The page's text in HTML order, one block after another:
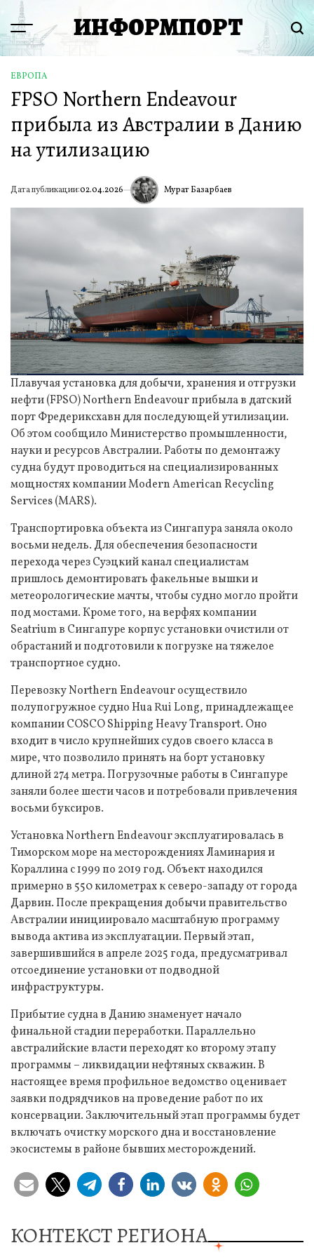
Перейти
содержимому
Menu ИНФОРМПОРТ
ОПУБЛИКОВАНО
В
ЕВРОПА
FPSO Northern Endeavour
прибыла из Австралии в Данию
на утилизацию
Дата публикации:02.04.2026 ИА Мурат Базарбаев
Плавучая установка для добычи, хранения и отгрузки
нефти (FPSO) Northern Endeavour прибыла в датский
порт Фредериксхавн для последующей утилизации.
Об этом сообщило Министерство промышленности,
науки и ресурсов Австралии. Работы по демонтажу
судна будут проводиться на специализированных
мощностях компании Modern American Recycling
Services (MARS).
Транспортировка объекта из Сингапура заняла около
восьми недель. Для обеспечения безопасности
перехода через Суэцкий канал специалистам
пришлось демонтировать факельные вышки и
метеорологические мачты, чтобы судно могло пройти
под мостами. Кроме того, на верфях компании
Seatrium в Сингапуре корпус установки очистили от
обрастаний и подготовили к погрузке на тяжелое
транспортное судно.
Перевозку Northern Endeavour осуществило
полупогружное судно Hua Rui Long, принадлежащее
компании COSCO Shipping Heavy Transport. Оно
входит в число крупнейших судов своего класса в
мире, что позволило принять на борт установку
длиной 274 метра. Погрузочные работы в Сингапуре
заняли более шести часов и потребовали привлечения
восьми буксиров.
Установка Northern Endeavour эксплуатировалась в
Тиморском море на месторождениях Ламинария и
Кораллина с 1999 по 2019 год. Объект находился
примерно в 550 километрах к северо-западу от города
Дарвин. После прекращения добычи правительство
Австралии инициировало масштабную программу
вывода актива из эксплуатации. Первый этап,
завершившийся в апреле 2025 года, предусматривал
отсоединение установки от подводной
инфраструктуры.
Прибытие судна в Данию знаменует начало
финальной стадии переработки. Параллельно
австралийские власти переходят ко второму этапу
программы – ликвидации нефтяных скважин. В
настоящее время профильное ведомство оценивает
заявки подрядчиков на проведение работ по их
консервации. Заключительный этап программы будет
включать очистку морского дна и восстановление
экосистемы в районе бывших месторождений.
КОНТЕКСТ РЕГИОНА